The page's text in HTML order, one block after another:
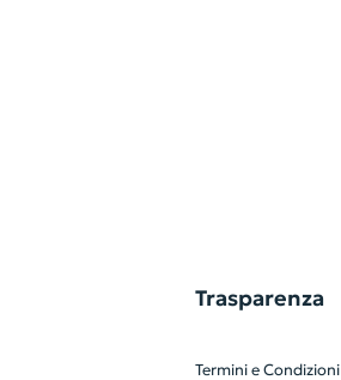
Trasparenza
Termini e Condizioni